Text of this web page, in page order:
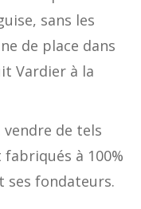
sans les
de place dans
Vardier à la
de tels
à 100%
ses fondateurs.